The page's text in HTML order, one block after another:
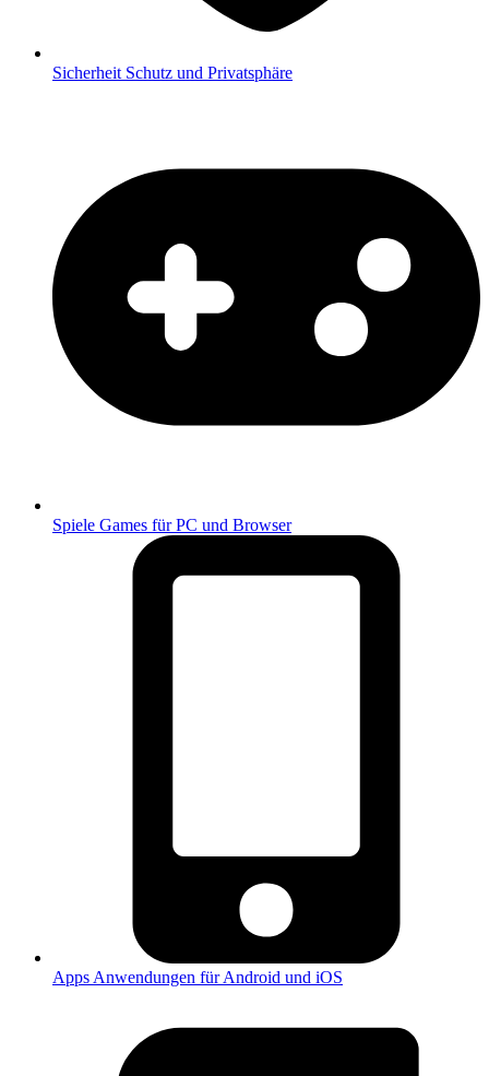
Sicherheit Schutz und Privatsphäre
Spiele Games für PC und Browser
Apps Anwendungen für Android und iOS